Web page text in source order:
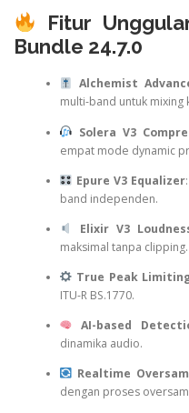
Fitur
Bundle 24.7.0
Alchemist
multi-band untuk mixing
Solera V3
empat mode dynamic
Epure V3 Equalizer
band independen.
Elixir V3
maksimal tanpa clipping.
True Peak
ITU-R BS.1770.
AI-based
dinamika audio.
Realtime
dengan proses